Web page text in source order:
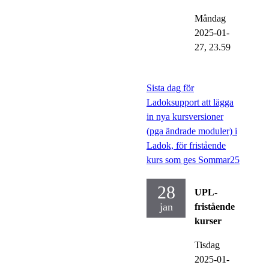
Måndag
2025-01-
27, 23.59
Sista dag för
Ladoksupport att lägga
in nya kursversioner
(pga ändrade moduler) i
Ladok, för fristående
kurs som ges Sommar25
28
jan
UPL-
fristående
kurser
Tisdag
2025-01-